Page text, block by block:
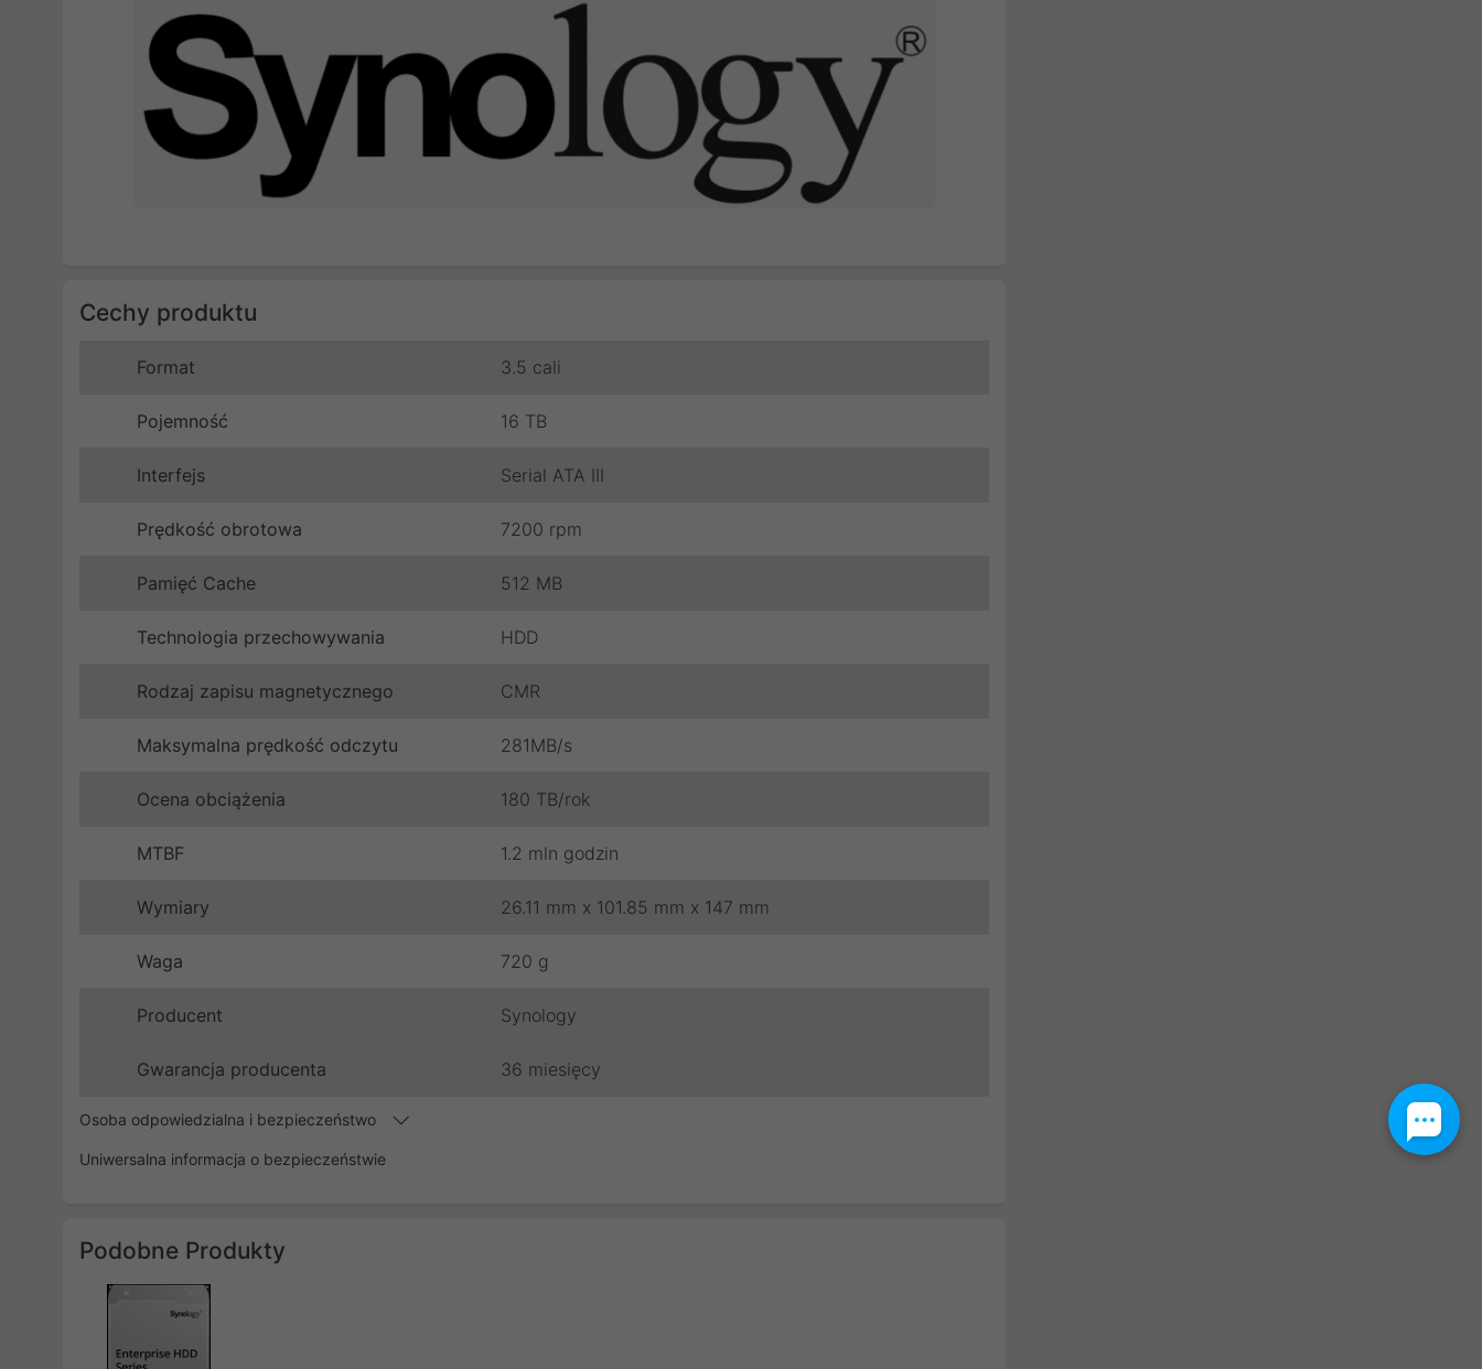
Cechy produktu
Format 3.5 cali
Pojemność 16 TB
Interfejs Serial ATA III
Prędkość obrotowa 7200 rpm
Pamięć Cache 512 MB
Technologia przechowywania HDD
Rodzaj zapisu magnetycznego CMR
Maksymalna prędkość odczytu 281MB/s
Ocena obciążenia 180 TB/rok
MTBF 1.2 mln godzin
Wymiary 26.11 mm x 101.85 mm x 147 mm
Waga 720 g
Producent Synology
Gwarancja producenta 36 miesięcy
Osoba odpowiedzialna i bezpieczeństwo
Uniwersalna informacja o bezpieczeństwie
Podobne Produkty